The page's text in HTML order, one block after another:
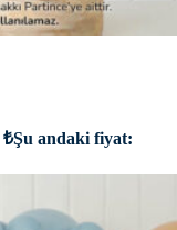
₺Şu andaki fiyat: